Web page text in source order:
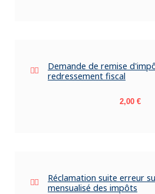
Demande de remise
redressement fiscal
Prix
2,00 €
Réclamation suite erreur
mensualisé des impôts